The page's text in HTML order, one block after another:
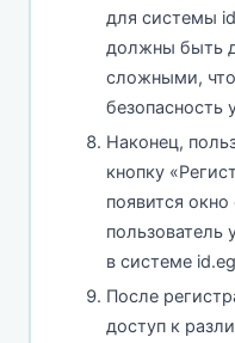
для системы
должны быть
сложными,
безопасность
Наконец,
кнопку
появится
пользователь
в системе
После
доступ к